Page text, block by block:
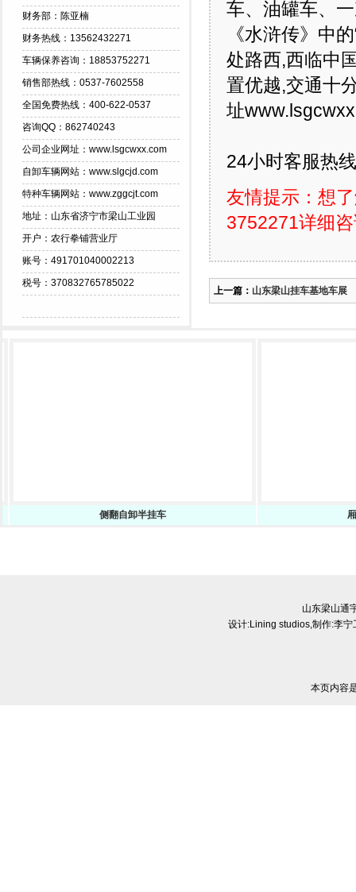
车、油罐车、
《水浒传》中
处路西,西临中
置优越,交通十
址
24小时客服
友情提示：想
3752271详细
上一篇： 山东梁山挂车基地车展
财务部：陈亚楠
财务热线：13562432271
车辆保养咨询：18853752271
销售部热线：0537-7602558
全国免费热线：400-622-0537
咨询QQ：862740243
公司企业网址：www.lsgcwxx.com
自卸车辆网站：www.slgcjd.com
特种车辆网站：www.zggcjt.com
地址：山东省济宁市梁山工业园
开户：农行拳铺营业厅
账号：491701040002213
税号：370832765785022
侧翻自卸半挂车 厢式运
山东梁山通
设计:Lining studios,制作:李宁
本页内容